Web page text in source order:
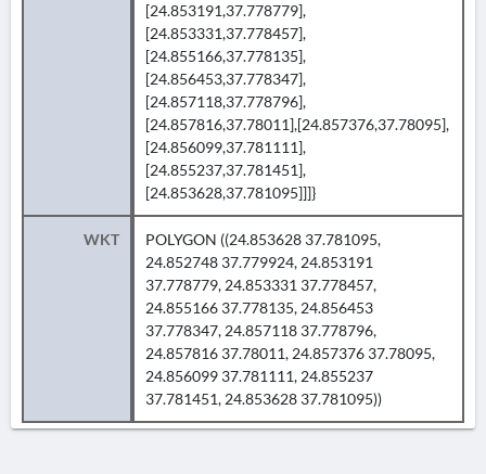
[24.853191,37.778779],
[24.853331,37.778457],
[24.855166,37.778135],
[24.856453,37.778347],
[24.857118,37.778796],
[24.857816,37.78011],[24.857376,37.78095],
[24.856099,37.781111],
[24.855237,37.781451],
[24.853628,37.781095]]]}
WKT
POLYGON ((24.853628 37.781095,
24.852748 37.779924, 24.853191
37.778779, 24.853331 37.778457,
24.855166 37.778135, 24.856453
37.778347, 24.857118 37.778796,
24.857816 37.78011, 24.857376 37.78095,
24.856099 37.781111, 24.855237
37.781451, 24.853628 37.781095))